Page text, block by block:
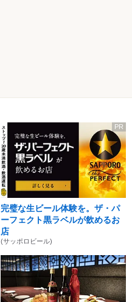
PR
完璧な生ビール体験を。ザ・パ
ーフェクト黒ラベルが飲めるお
店
(サッポロビール)